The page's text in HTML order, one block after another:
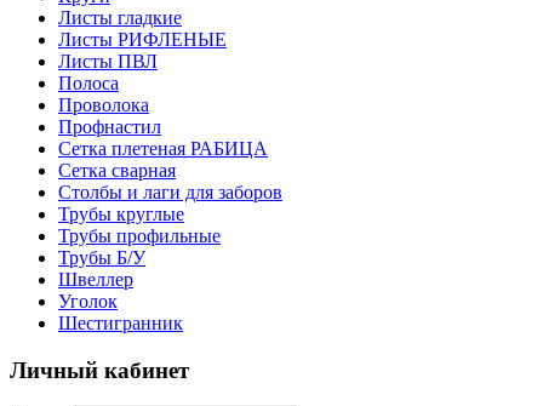
Листы гладкие
Листы РИФЛЕНЫЕ
Листы ПВЛ
Полоса
Проволока
Профнастил
Сетка плетеная РАБИЦА
Сетка сварная
Столбы и лаги для заборов
Трубы круглые
Трубы профильные
Трубы Б/У
Швеллер
Уголок
Шестигранник
Личный кабинет